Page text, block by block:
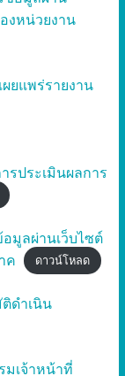
งหน่วยงาน
ยแพร่รายงาน
รประเมินผลการ
มูลผ่านเว็บไซต์
ค
ดาวน์โหลด
ดำเนิน
มเจ้าหน้าที่